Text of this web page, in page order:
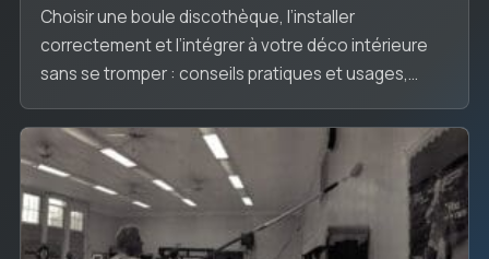
Choisir une boule discothèque, l’installer
correctement et l’intégrer à votre déco intérieure
sans se tromper : conseils pratiques et usages,